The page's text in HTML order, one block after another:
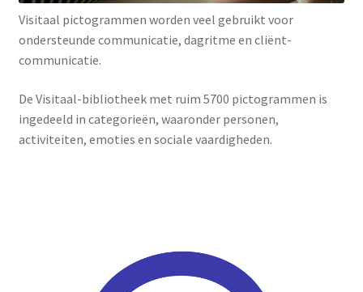
Visitaal pictogrammen worden veel gebruikt voor
ondersteunde communicatie, dagritme en cliënt-
communicatie.
De Visitaal-bibliotheek met ruim 5700 pictogrammen is
ingedeeld in categorieën, waaronder personen,
activiteiten, emoties en sociale vaardigheden.